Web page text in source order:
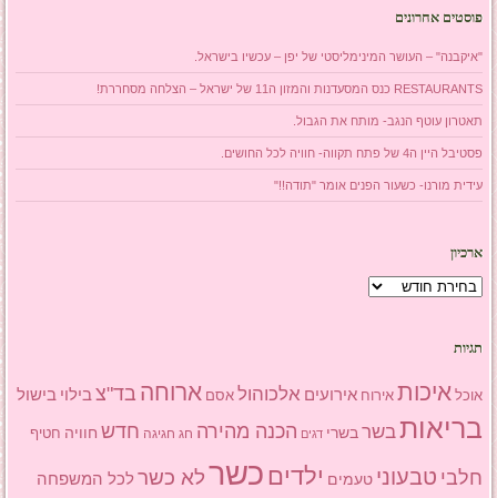
פוסטים אחרונים
"איקבנה" – העושר המינימליסטי של יפן – עכשיו בישראל.
RESTAURANTS כנס המסעדנות והמזון ה11 של ישראל – הצלחה מסחררת!
תאטרון עוטף הנגב- מותח את הגבול.
פסטיבל היין ה4 של פתח תקווה- חוויה לכל החושים.
עידית מורנו- כשעור הפנים אומר "תודה!!"
ארכיון
ארכיון
תגיות
אוכל איכות אירוח אירועים אלכוהול אסם ארוחה בד"צ בילוי בישול
בריאותבשר בשרי דגים הכנה מהירה חג חגיגה חדש חוויה חטיף
חלבי טבעוני טעמים ילדים כשרלא כשר לכל המשפחה